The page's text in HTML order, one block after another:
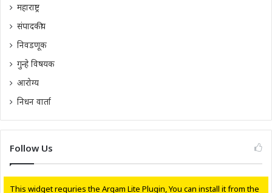
महाराष्ट्र
संपादकीय
निवडणूक
गुन्हे विषयक
आरोग्य
निधन वार्ता
Follow Us
This widget requries the Arqam Lite Plugin, You can install it from the